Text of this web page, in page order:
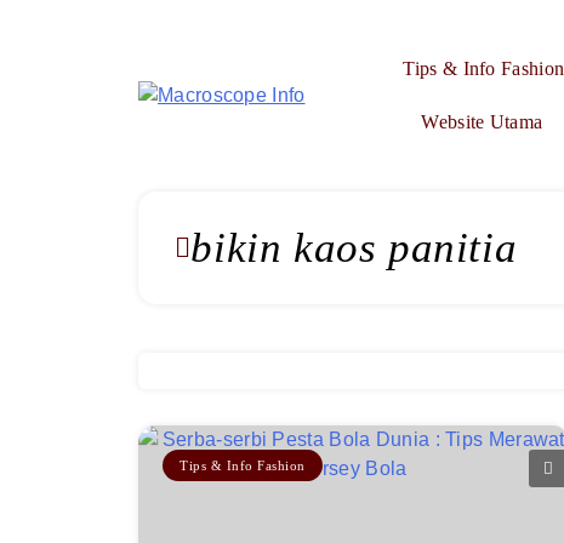
Macroscope Info
Tips & Info Fashion
Website Utama
bikin kaos panitia
Tips & Info Fashion